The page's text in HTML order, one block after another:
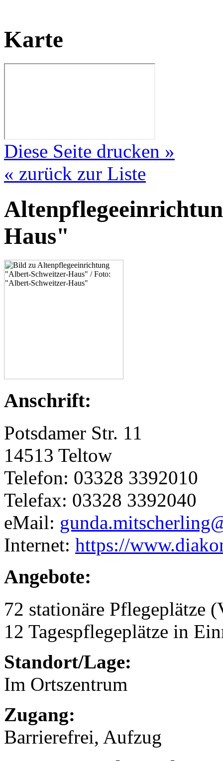
Karte
Diese Seite drucken »
« zurück zur Liste
Haus"
Anschrift:
Potsdamer Str. 11
14513 Teltow
Telefon: 03328 3392010
Telefax: 03328 3392040
eMail:
Internet: https://
Angebote:
72 stationäre Pflegeplätze
12 Tagespflegeplätze in
Standort/Lage:
Im Ortszentrum
Zugang:
Barrierefrei, Aufzug